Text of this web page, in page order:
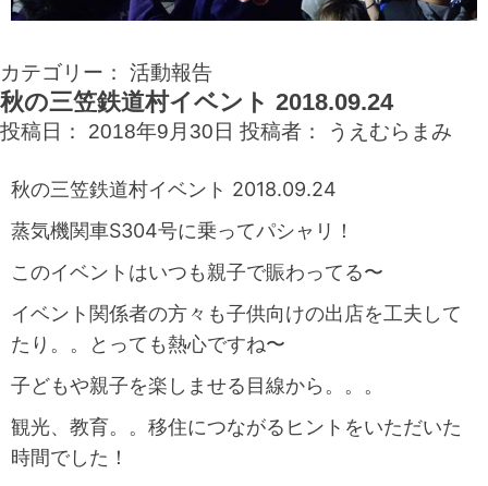
カテゴリー： 活動報告
秋の三笠鉄道村イベント 2018.09.24
投稿日： 2018年9月30日 投稿者： うえむらまみ
秋の三笠鉄道村イベント 2018.09.24
蒸気機関車S304号に乗ってパシャリ！
このイベントはいつも親子で賑わってる〜
イベント関係者の方々も子供向けの出店を工夫して
たり。。とっても熱心ですね〜
子どもや親子を楽しませる目線から。。。
観光、教育。。移住につながるヒントをいただいた
時間でした！